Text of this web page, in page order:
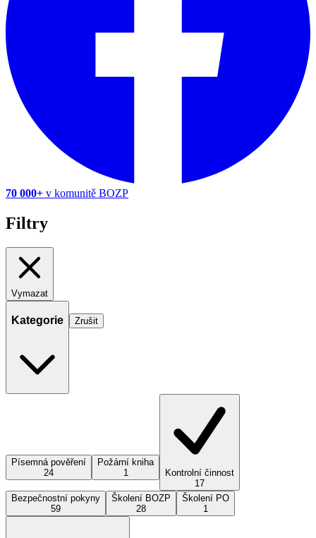
70 000+ v komunitě BOZP
Filtry
Vymazat
Kategorie Zrušit
Písemná pověření
24
Požární kniha
1
Kontrolní činnost
17
Bezpečnostní pokyny
59
Školení BOZP
28
Školení PO
1